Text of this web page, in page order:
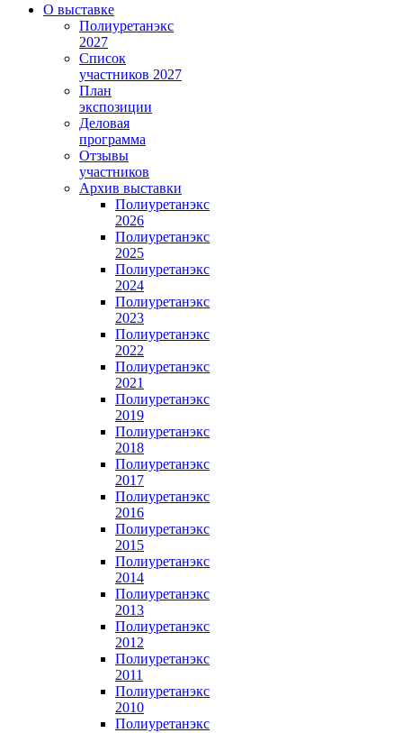
О выставке
Полиуретанэкс
2027
Список
участников 2027
План
экспозиции
Деловая
программа
Отзывы
участников
Архив выставки
Полиуретанэкс
2026
Полиуретанэкс
2025
Полиуретанэкс
2024
Полиуретанэкс
2023
Полиуретанэкс
2022
Полиуретанэкс
2021
Полиуретанэкс
2019
Полиуретанэкс
2018
Полиуретанэкс
2017
Полиуретанэкс
2016
Полиуретанэкс
2015
Полиуретанэкс
2014
Полиуретанэкс
2013
Полиуретанэкс
2012
Полиуретанэкс
2011
Полиуретанэкс
2010
Полиуретанэкс